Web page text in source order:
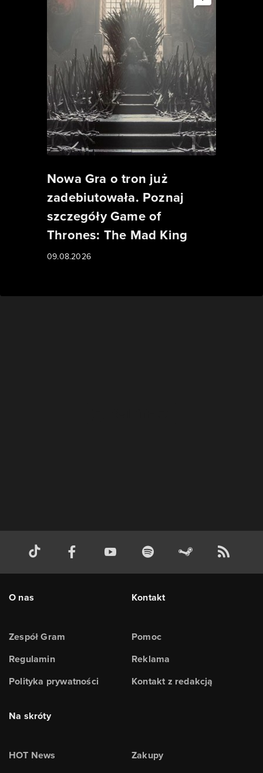
Nowa Gra o tron już
zadebiutowała. Poznaj
szczegóły Game of
Thrones: The Mad King
09.08.2026
O nas
Zespół Gram
Regulamin
Polityka prywatności
Kontakt
Pomoc
Reklama
Kontakt z redakcją
Na skróty
HOT News
Zakupy